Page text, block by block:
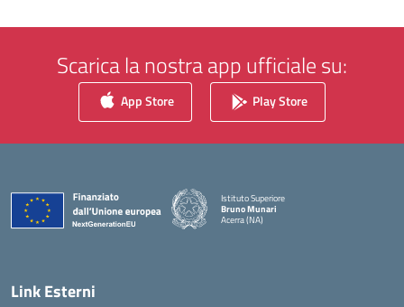
Scarica la nostra app ufficiale su:
App Store Play Store
Istituto Superiore
Bruno Munari
Acerra (NA)
Link Esterni